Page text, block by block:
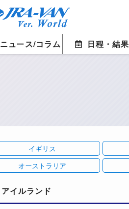
ニュース/コラム 日程・結果
イギリス
オーストラリア
アイルランド